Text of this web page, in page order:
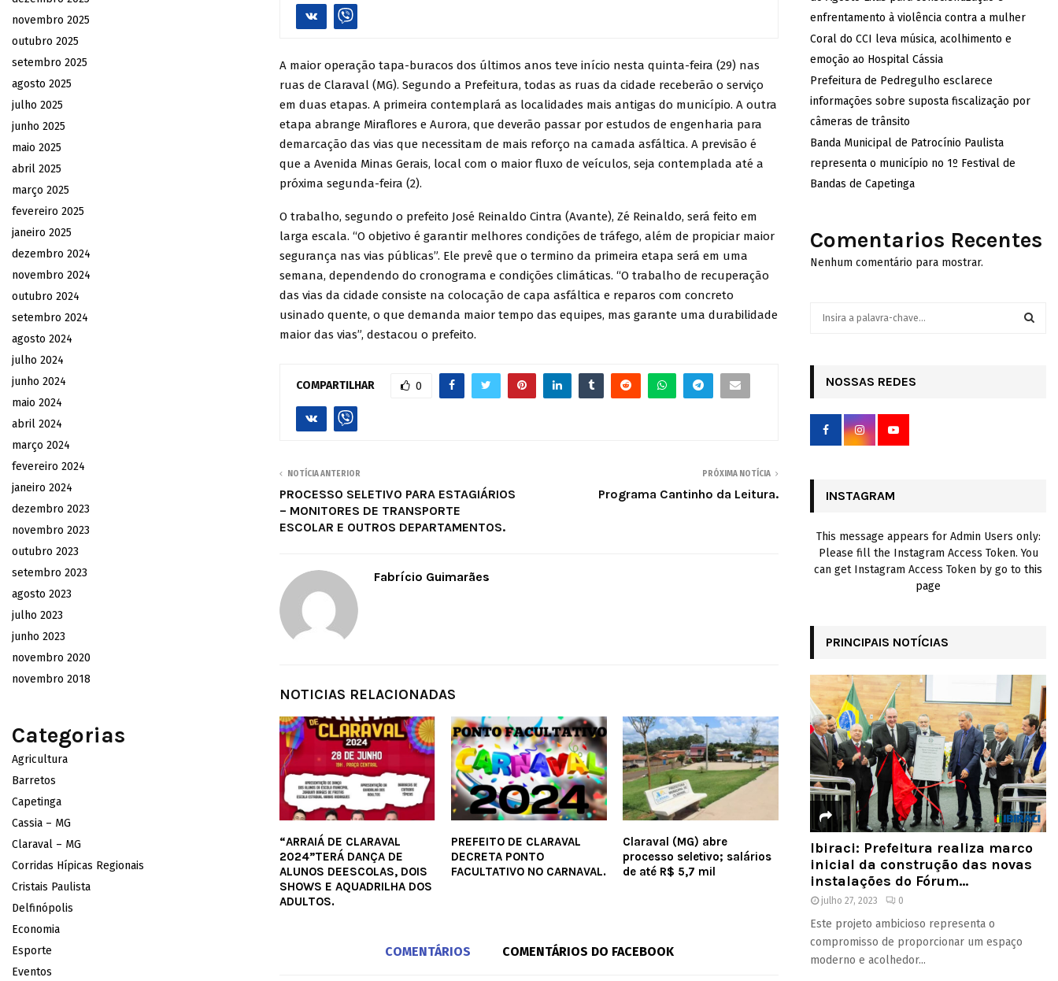
A maior operação tapa-buracos dos últimos anos teve início nesta quinta-feira (29) nas
ruas de Claraval (MG). Segundo a Prefeitura, todas as ruas da cidade receberão o serviço
em duas etapas. A primeira contemplará as localidades mais antigas do município. A outra
etapa abrange Miraflores e Aurora, que deverão passar por estudos de engenharia para
demarcação das vias que necessitam de mais reforço na camada asfáltica. A previsão é
que a Avenida Minas Gerais, local com o maior fluxo de veículos, seja contemplada até a
próxima segunda-feira (2).
O trabalho, segundo o prefeito José Reinaldo Cintra (Avante), Zé Reinaldo, será feito em
larga escala. “O objetivo é garantir melhores condições de tráfego, além de propiciar maior
segurança nas vias públicas”. Ele prevê que o termino da primeira etapa será em uma
semana, dependendo do cronograma e condições climáticas. “O trabalho de recuperação
das vias da cidade consiste na colocação de capa asfáltica e reparos com concreto
usinado quente, o que demanda maior tempo das equipes, mas garante uma durabilidade
maior das vias”, destacou o prefeito.
COMPARTILHAR 0
NOTÍCIA ANTERIOR
PROCESSO SELETIVO PARA ESTAGIÁRIOS
– MONITORES DE TRANSPORTE
ESCOLAR E OUTROS DEPARTAMENTOS.
PRÓXIMA NOTÍCIA
Programa Cantinho da Leitura.
Fabrício Guimarães
NOTICIAS RELACIONADAS
“ARRAIÁ DE CLARAVAL
2024”TERÁ DANÇA DE
ALUNOS DEESCOLAS, DOIS
SHOWS E AQUADRILHA DOS
ADULTOS.
PREFEITO DE CLARAVAL
DECRETA PONTO
FACULTATIVO NO CARNAVAL.
Claraval (MG) abre
processo seletivo; salários
de até R$ 5,7 mil
COMENTÁRIOS COMENTÁRIOS DO FACEBOOK
novembro 2025
outubro 2025
setembro 2025
agosto 2025
julho 2025
junho 2025
maio 2025
abril 2025
março 2025
fevereiro 2025
janeiro 2025
dezembro 2024
novembro 2024
outubro 2024
setembro 2024
agosto 2024
julho 2024
junho 2024
maio 2024
abril 2024
março 2024
fevereiro 2024
janeiro 2024
dezembro 2023
novembro 2023
outubro 2023
setembro 2023
agosto 2023
julho 2023
junho 2023
novembro 2020
novembro 2018
Categorias
Agricultura
Barretos
Capetinga
Cassia – MG
Claraval – MG
Corridas Hípicas Regionais
Cristais Paulista
Delfinópolis
Economia
Esporte
Eventos
enfrentamento à violência contra a mulher
Coral do CCI leva música, acolhimento e
emoção ao Hospital Cássia
Prefeitura de Pedregulho esclarece
informações sobre suposta fiscalização por
câmeras de trânsito
Banda Municipal de Patrocínio Paulista
representa o município no 1º Festival de
Bandas de Capetinga
Comentarios Recentes
Nenhum comentário para mostrar.
r
NOSSAS REDES
INSTAGRAM
This message appears for Admin Users only:
Please fill the Instagram Access Token. You
can get Instagram Access Token by go to this
page
PRINCIPAIS NOTÍCIAS
Ibiraci: Prefeitura realiza marco
inicial da construção das novas
instalações do Fórum...
julho 27, 2023 0
Este projeto ambicioso representa o
compromisso de proporcionar um espaço
moderno e acolhedor...